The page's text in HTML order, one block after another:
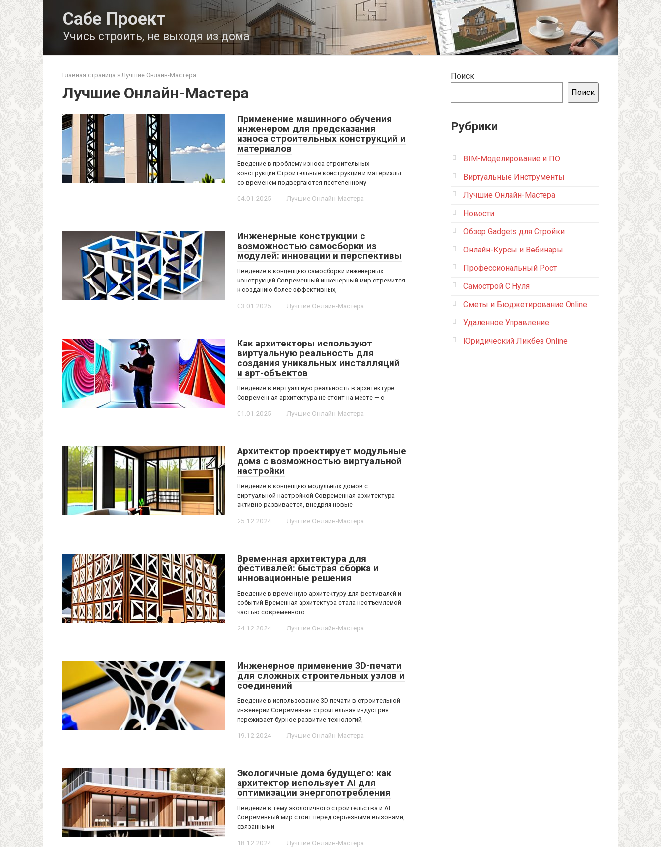
Сабе Проект
Учись строить, не выходя из дома
Главная страница » Лучшие Онлайн-Мастера
Лучшие Онлайн-Мастера
Применение машинного обучения
инженером для предсказания
износа строительных конструкций и
материалов
Введение в проблему износа строительных
конструкций Строительные конструкции и материалы
со временем подвергаются постепенному
04.01.2025 Лучшие Онлайн-Мастера
Инженерные конструкции с
возможностью самосборки из
модулей: инновации и перспективы
Введение в концепцию самосборки инженерных
конструкций Современный инженерный мир стремится
к созданию более эффективных,
03.01.2025 Лучшие Онлайн-Мастера
Как архитекторы используют
виртуальную реальность для
создания уникальных инсталляций
и арт-объектов
Введение в виртуальную реальность в архитектуре
Современная архитектура не стоит на месте — с
01.01.2025 Лучшие Онлайн-Мастера
Архитектор проектирует модульные
дома с возможностью виртуальной
настройки
Введение в концепцию модульных домов с
виртуальной настройкой Современная архитектура
активно развивается, внедряя новые
25.12.2024 Лучшие Онлайн-Мастера
Временная архитектура для
фестивалей: быстрая сборка и
инновационные решения
Введение в временную архитектуру для фестивалей и
событий Временная архитектура стала неотъемлемой
частью современного
24.12.2024 Лучшие Онлайн-Мастера
Инженерное применение 3D-печати
для сложных строительных узлов и
соединений
Введение в использование 3D-печати в строительной
инженерии Современная строительная индустрия
переживает бурное развитие технологий,
19.12.2024 Лучшие Онлайн-Мастера
Экологичные дома будущего: как
архитектор использует AI для
оптимизации энергопотребления
Введение в тему экологичного строительства и AI
Современный мир стоит перед серьезными вызовами,
связанными
18.12.2024 Лучшие Онлайн-Мастера
Поиск
Поиск
Рубрики
BIM-Моделирование и ПО
Виртуальные Инструменты
Лучшие Онлайн-Мастера
Новости
Обзор Gadgets для Стройки
Онлайн-Курсы и Вебинары
Профессиональный Рост
Самострой С Нуля
Сметы и Бюджетирование Online
Удаленное Управление
Юридический Ликбез Online